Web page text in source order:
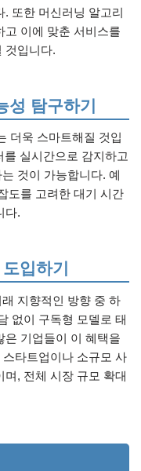
또한 머신러닝 알고리
고 이에 맞춘 서비스를
것입니다.
성 탐구하기
더욱 스마트해질 것입
실시간으로 감지하고
것이 가능합니다. 예
도를 고려한 대기 시간
다.
입하기
지향적인 방향 중 하
없이 구독형 모델로 태
은 기업들이 이 혜택을
타트업이나 소규모 사
, 전체 시장 규모 확대